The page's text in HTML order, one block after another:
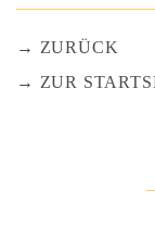
ZURÜCK
ZUR